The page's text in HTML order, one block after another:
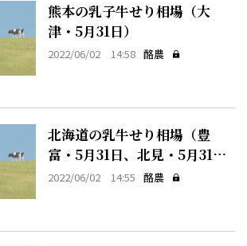
熊本の乳子牛せり相場（大
津・5月31日）
2022/06/02 14:58 酪農
北海道の乳牛せり相場（豊
富・5月31日、北見・5月31
日、早来・5月31日）
2022/06/02 14:55 酪農